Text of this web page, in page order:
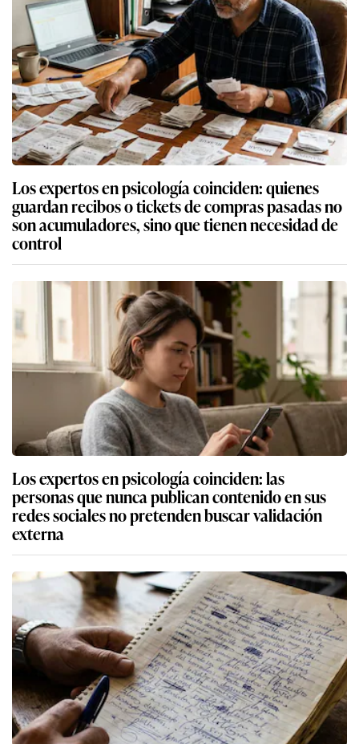
Los expertos en psicología coinciden: quienes
guardan recibos o tickets de compras pasadas no
son acumuladores, sino que tienen necesidad de
control
Los expertos en psicología coinciden: las
personas que nunca publican contenido en sus
redes sociales no pretenden buscar validación
externa